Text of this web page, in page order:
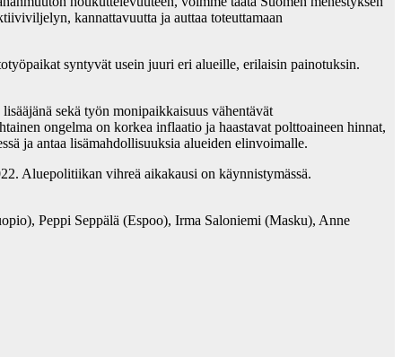
kannattavuutta ja auttaa toteuttamaan
syntyvät usein juuri eri alueille, erilaisin painotuksin.
sekä työn monipaikkaisuus vähentävät
ongelma on korkea inflaatio ja haastavat polttoaineen hinnat,
ja antaa lisämahdollisuuksia alueiden elinvoimalle.
Aluepolitiikan vihreä aikakausi on käynnistymässä.
Peppi Seppälä (Espoo), Irma Saloniemi (Masku), Anne